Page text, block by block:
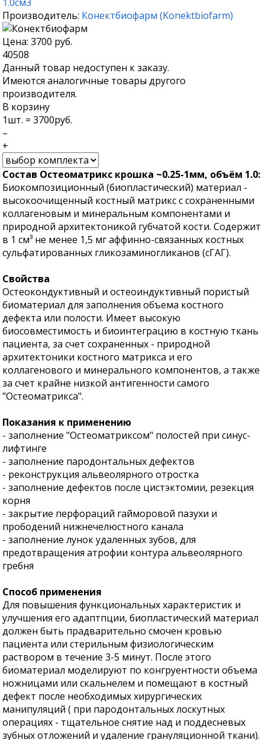
Производитель: Конектбиофарм (Konektbiofarm)
Цена:3700 руб.
40508
Данный товар недоступен к заказу.
Имеются аналогичные товары другого
производителя.
В корзину
1шт. =3700руб.
–
+
Состав Остеоматрикс крошка ~0.25-1мм, объём 1.0:
Биокомпозиционный (биопластический) материал -
высокоочищенный костный матрикс с сохраненными
коллагеновым и минеральным компонентами и
природной архитектоникой губчатой кости. Содержит
в 1 см³ не менее 1,5 мг аффинно-связанных костных
сульфатированных гликозаминогликанов (сГАГ).
Свойства
Остеокондуктивный и остеоиндуктивный пористый
биоматериал для заполнения объема костного
дефекта или полости. Имеет высокую
биосовместимость и биоинтеграцию в костную ткань
пациента, за счет сохраненных - природной
архитектоники костного матрикса и его
коллагенового и минерального компонентов, а также
за счет крайне низкой антигенности самого
"Остеоматрикса".
Показания к применению
- заполнение "Остеоматриксом" полостей при синус-
лифтинге
- заполнение пародонтальных дефектов
- реконструкция альвеолярного отростка
- заполнение дефектов после цистэктомии, резекция
корня
- закрытие перфораций гайморовой пазухи и
прободений нижнечелюстного канала
- заполнение лунок удаленных зубов, для
предотвращения атрофии контура альвеолярного
гребня
Способ применения
Для повышения функциональных характеристик и
улучшения его адаптпции, биопластический материал
должен быть прадварительно смочен кровью
пациента или стерильным физиологическим
раствором в течение 3-5 минут. После этого
биоматериал моделируют по конгруентности объема
ножницами или скальнелем и помещают в костный
дефект после необходимых хирургических
манипуляций ( при пародонтальных лоскутных
операциях - тщательное снятие над и поддесневых
зубных отложений и удаление грануляционной ткани).